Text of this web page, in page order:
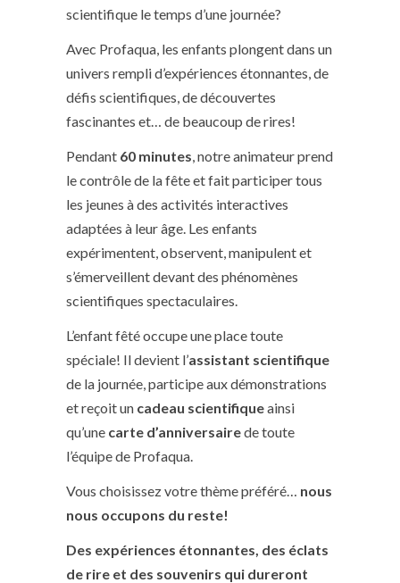
scientifique le temps d’une journée?
Avec Profaqua, les enfants plongent dans un
univers rempli d’expériences étonnantes, de
défis scientifiques, de découvertes
fascinantes et… de beaucoup de rires!
Pendant 60 minutes, notre animateur prend
le contrôle de la fête et fait participer tous
les jeunes à des activités interactives
adaptées à leur âge. Les enfants
expérimentent, observent, manipulent et
s’émerveillent devant des phénomènes
scientifiques spectaculaires.
L’enfant fêté occupe une place toute
spéciale! Il devient l’assistant scientifique
de la journée, participe aux démonstrations
et reçoit un cadeau scientifiqueainsi
qu’une carte d’anniversairede toute
l’équipe de Profaqua.
Vous choisissez votre thème préféré… nous
nous occupons du reste!
Des expériences étonnantes, des éclats
de rire et des souvenirs qui dureront